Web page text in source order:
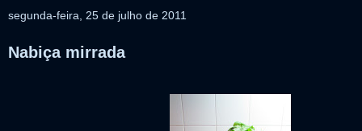
segunda-feira, 25 de julho de 2011
Nabiça mirrada